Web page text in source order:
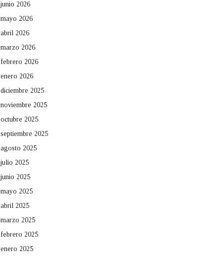
junio 2026
mayo 2026
abril 2026
marzo 2026
febrero 2026
enero 2026
diciembre 2025
noviembre 2025
octubre 2025
septiembre 2025
agosto 2025
julio 2025
junio 2025
mayo 2025
abril 2025
marzo 2025
febrero 2025
enero 2025